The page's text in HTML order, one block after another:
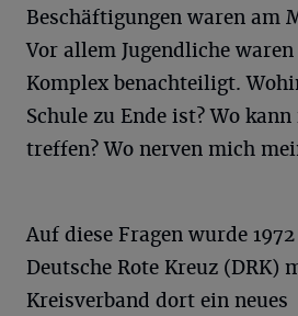
Beschäftigungen waren am
Vor allem Jugendliche
Komplex benachteiligt.
Schule zu Ende ist? Wo
treffen? Wo nerven mich
Auf diese Fragen wurde
Deutsche Rote Kreuz (DRK)
Kreisverband dort ein neues